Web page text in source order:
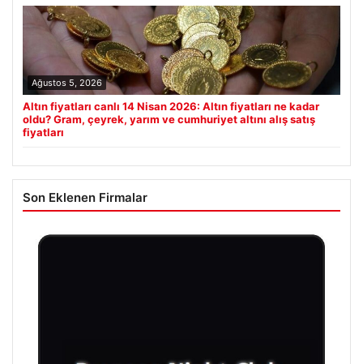
Ağustos 5, 2026
Altın fiyatları canlı 14 Nisan 2026: Altın fiyatları ne kadar
oldu? Gram, çeyrek, yarım ve cumhuriyet altını alış satış
fiyatları
Son Eklenen Firmalar